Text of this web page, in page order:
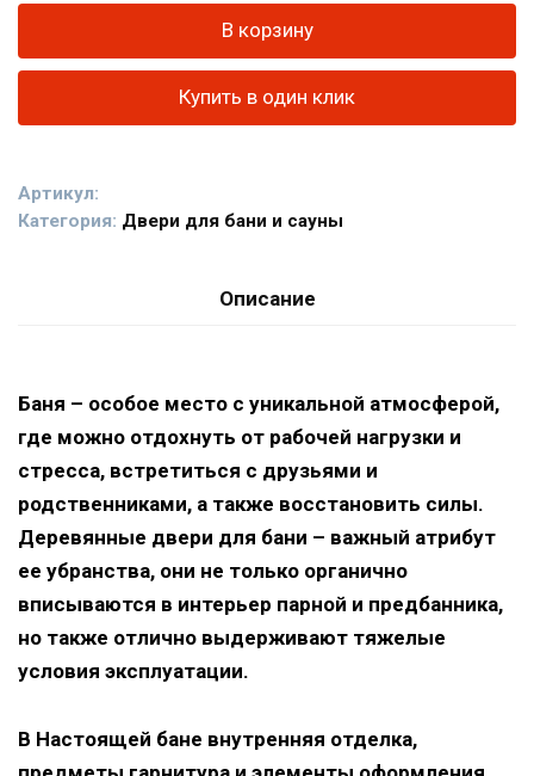
вагонки
липа
В корзину
Купить в один клик
Артикул:
Категория: Двери для бани и сауны
Описание
Баня – особое место с уникальной атмосферой,
где можно отдохнуть от рабочей нагрузки и
стресса, встретиться с друзьями и
родственниками, а также восстановить силы.
Деревянные двери для бани – важный атрибут
ее убранства, они не только органично
вписываются в интерьер парной и предбанника,
но также отлично выдерживают тяжелые
условия эксплуатации.
В Настоящей бане внутренняя отделка,